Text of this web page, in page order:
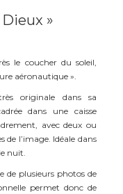
»
le coucher du soleil,
aéronautique ».
originale dans sa
dans une caisse
avec deux ou
de l’image. Idéale dans
nuit.
de plusieurs photos de
permet donc de